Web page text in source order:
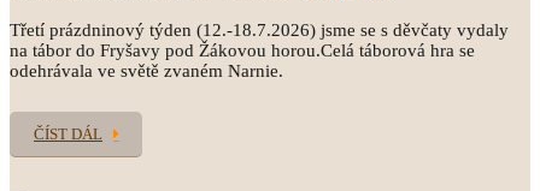
Třetí prázdninový týden (12.-18.7.2026) jsme se s děvčaty vydaly
na tábor do Fryšavy pod Žákovou horou.Celá táborová hra se
odehrávala ve světě zvaném Narnie.
ČÍST DÁL